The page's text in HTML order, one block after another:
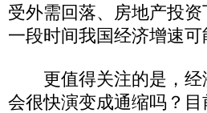
受外需回落、房地产投
一段时间我国经济增速可
更值得关注的是，经
会很快演变成通缩吗？目